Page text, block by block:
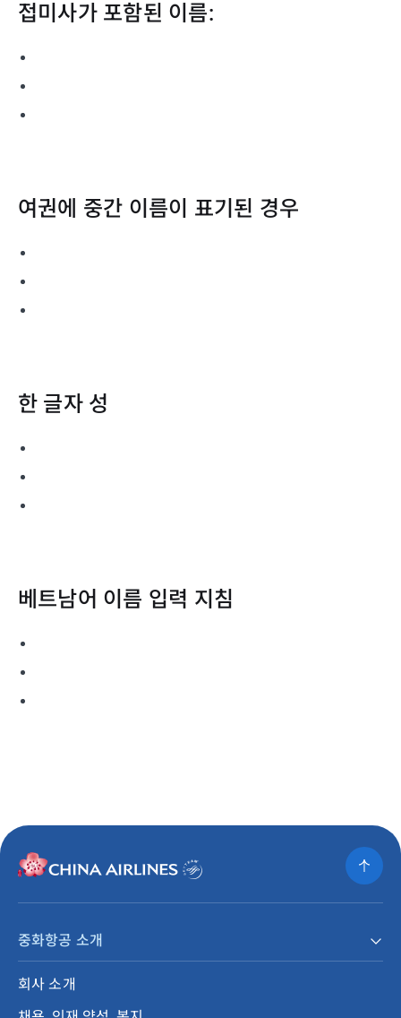
접미사가 포함된 이름:
여권에 중간 이름이 표기된 경우
한 글자 성
베트남어 이름 입력 지침
중화항공 소개
회사 소개